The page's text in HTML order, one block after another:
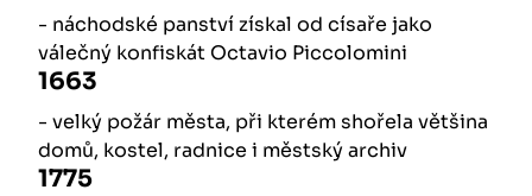
- náchodské panství získal od císaře jako
válečný konfiskát Octavio Piccolomini
1663
- velký požár města, při kterém shořela většina
domů, kostel, radnice i městský archiv
1775